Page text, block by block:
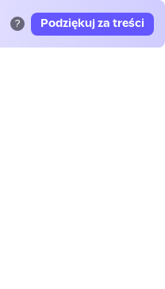
? Podziękuj za treści